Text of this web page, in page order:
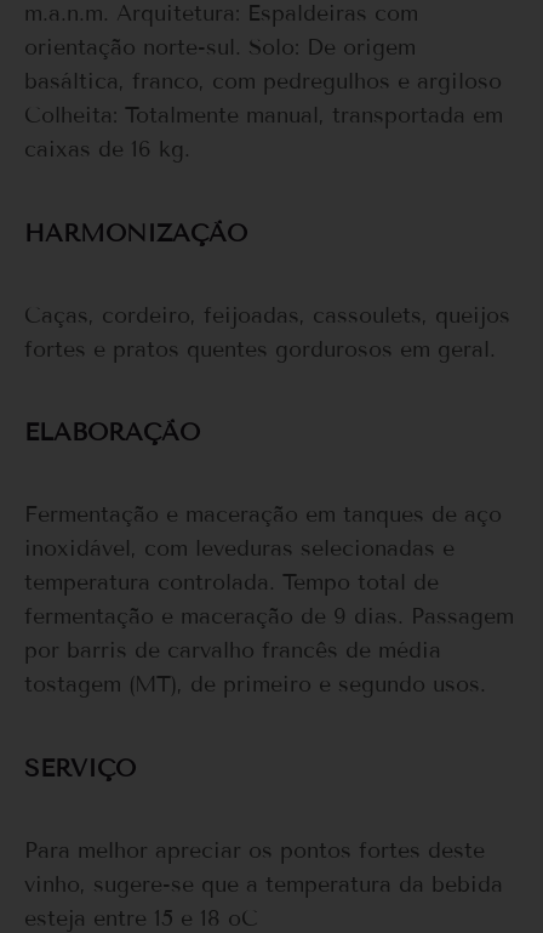
m.a.n.m. Arquitetura: Espaldeiras com
orientação norte-sul. Solo: De origem
basáltica, franco, com pedregulhos e argiloso
Colheita: Totalmente manual, transportada em
caixas de 16 kg.
HARMONIZAÇÃO
Caças, cordeiro, feijoadas, cassoulets, queijos
fortes e pratos quentes gordurosos em geral.
ELABORAÇÃO
Fermentação e maceração em tanques de aço
inoxidável, com leveduras selecionadas e
temperatura controlada. Tempo total de
fermentação e maceração de 9 dias. Passagem
por barris de carvalho francês de média
tostagem (MT), de primeiro e segundo usos.
SERVIÇO
Para melhor apreciar os pontos fortes deste
vinho, sugere-se que a temperatura da bebida
esteja entre 15 e 18 oC